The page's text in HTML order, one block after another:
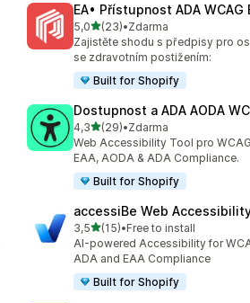
EA• Přístupnost ADA WCAG
5,0z 5 hvězd
(23)
Celkový počet recenzí: 23
•Zdarma
Zajistěte shodu s předpisy pro
se zdravotním postižením:
Built for Shopify
Dostupnost a ADA AODA
4,3z 5 hvězd
(29)
Celkový počet recenzí: 29
•Zdarma
Web Accessibility Tool pro
EAA, AODA & ADA Compliance.
Built for Shopify
accessiBe Web
3,5z 5 hvězd
(15)
Celkový počet recenzí: 15
•Free to install
AI-powered Accessibility for
ADA and EAA Compliance
Built for Shopify